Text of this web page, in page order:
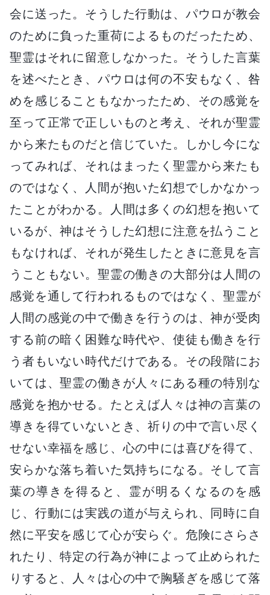
会に送った。そうした行動は、パウロが教会
のために負った重荷によるものだったため、
聖霊はそれに留意しなかった。そうした言葉
を述べたとき、パウロは何の不安もなく、咎
めを感じることもなかったため、その感覚を
至って正常で正しいものと考え、それが聖霊
から来たものだと信じていた。しかし今にな
ってみれば、それはまったく聖霊から来たも
のではなく、人間が抱いた幻想でしかなかっ
たことがわかる。人間は多くの幻想を抱いて
いるが、神はそうした幻想に注意を払うこと
もなければ、それが発生したときに意見を言
うこともない。聖霊の働きの大部分は人間の
感覚を通して行われるものではなく、聖霊が
人間の感覚の中で働きを行うのは、神が受肉
する前の暗く困難な時代や、使徒も働きを行
う者もいない時代だけである。その段階にお
いては、聖霊の働きが人々にある種の特別な
感覚を抱かせる。たとえば人々は神の言葉の
導きを得ていないとき、祈りの中で言い尽く
せない幸福を感じ、心の中には喜びを得て、
安らかな落ち着いた気持ちになる。そして言
葉の導きを得ると、霊が明るくなるのを感
じ、行動には実践の道が与えられ、同時に自
然に平安を感じて心が安らぐ。危険にさらさ
れたり、特定の行為が神によって止められた
りすると、人々は心の中で胸騒ぎを感じて落